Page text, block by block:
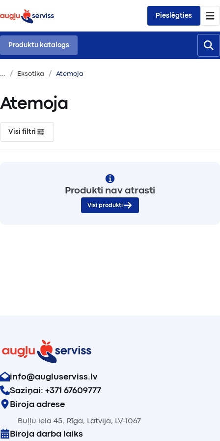
Pieslēgties
Produktu katalogs
Eksotika Atemoja
Atemoja
Visi filtri
Produkti nav atrasti
Visi produkti
info@augluserviss.lv
Saziņai: +371 67609777
Biroja adrese
Buļļu iela 45, Rīga, Latvija, LV-1067
Biroja darba laiks